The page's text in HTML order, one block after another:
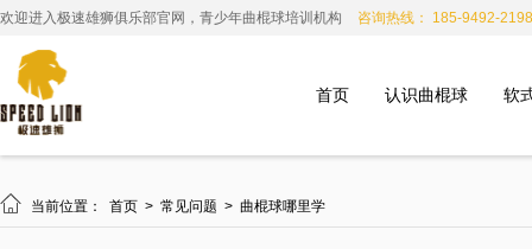
欢迎进入极速雄狮俱乐部官网，青少年曲棍球培训机构 咨询热线： 185-9492-2198
首页 认识曲棍球 软
 当前位置： 首页 > 常见问题 > 曲棍球哪里学